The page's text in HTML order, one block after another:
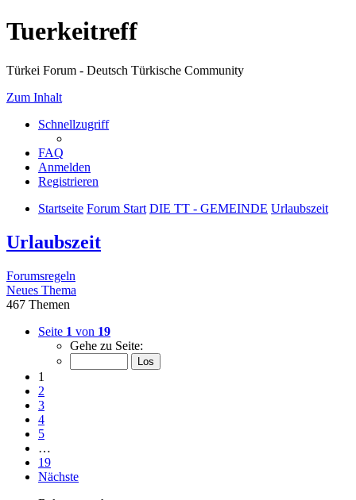
Tuerkeitreff
Türkei Forum - Deutsch Türkische Community
Zum Inhalt
Schnellzugriff
FAQ
Anmelden
Registrieren
Startseite Forum Start DIE TT - GEMEINDE Urlaubszeit
Urlaubszeit
Forumsregeln
Neues Thema
467 Themen
Seite 1 von 19
Gehe zu Seite:
1
2
3
4
5
…
19
Nächste